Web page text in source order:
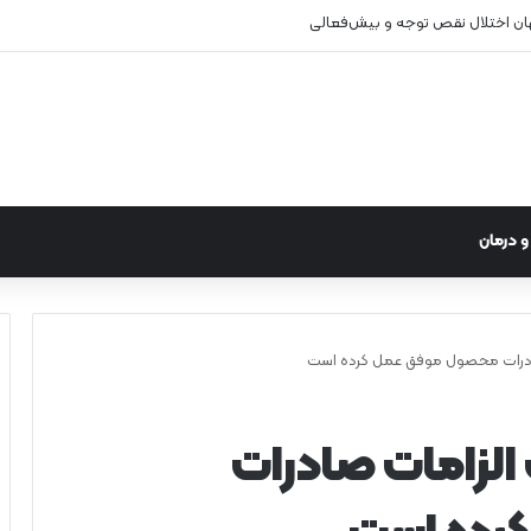
درمان
محصول موفق عمل کرده است
صادرات